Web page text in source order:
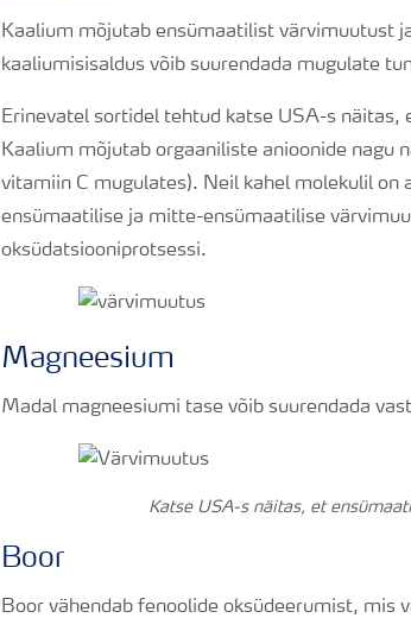
Kaalium mõjutab ensümaatilist värvimuutust
kaaliumisisaldus võib suurendada mugulate
Erinevatel sortidel tehtud katse USA-s
Kaalium mõjutab orgaaniliste anioonide nagu
vitamiin C mugulates). Neil kahel molekulil on
ensümaatilise ja mitte-ensümaatilise
oksüdatsiooniprotsessi.
Magneesium
Madal magneesiumi tase võib suurendada
Katse USA-s näitas, et
Boor
Boor vähendab fenoolide oksüdeerumist, mis